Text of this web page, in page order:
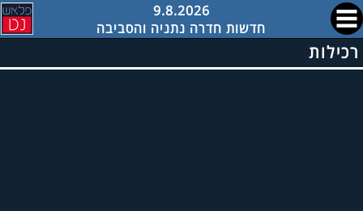
9.8.2026
חדשות חדרה נתניה והסביבה
רכילות